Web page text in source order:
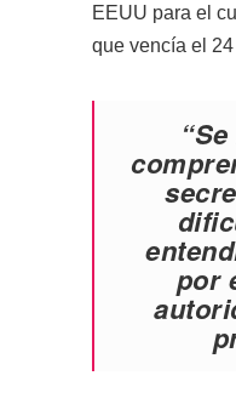
EEUU para el
que vencía el
por